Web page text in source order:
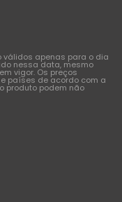
válidos apenas para o dia
nessa data, mesmo
vigor. Os preços
países de acordo com a
produto podem não